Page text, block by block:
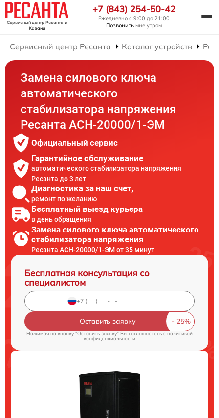
Сервисный центр Ресанта в
Казани
+7 (843) 254-50-42
Ежедневно с 9:00 до 21:00
Позвонить мне утром
Сервисный центр Ресанта Каталог устройств
Замена силового ключа
автоматического
стабилизатора напряжения
Ресанта АСН-20000/1-ЭМ
Официальный сервис
Гарантийное обслуживание
автоматического стабилизатора напряжения
Ресанта до 3 лет
Диагностика за наш счет,
ремонт по желанию
Бесплатный выезд курьера
в день обращения
Замена силового ключа автоматического
стабилизатора напряжения
Ресанта АСН-20000/1-ЭМ от 35 минут
Бесплатная консультация со
специалистом
Оставить заявку
Нажимая на кнопку "Оставить заявку" Вы соглашаетесь cполитикой
конфиденциальности